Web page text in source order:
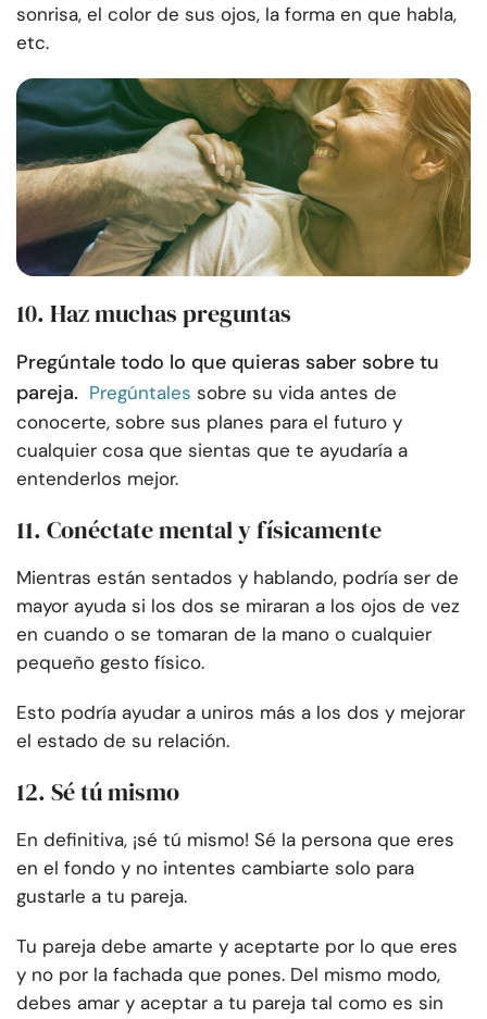
sonrisa, el color de sus ojos, la forma en que habla,
etc.
10. Haz muchas preguntas
Pregúntale todo lo que quieras saber sobre tu
pareja. Pregúntales sobre su vida antes de
conocerte, sobre sus planes para el futuro y
cualquier cosa que sientas que te ayudaría a
entenderlos mejor.
11. Conéctate mental y físicamente
Mientras están sentados y hablando, podría ser de
mayor ayuda si los dos se miraran a los ojos de vez
en cuando o se tomaran de la mano o cualquier
pequeño gesto físico.
Esto podría ayudar a uniros más a los dos y mejorar
el estado de su relación.
12. Sé tú mismo
En definitiva, ¡sé tú mismo! Sé la persona que eres
en el fondo y no intentes cambiarte solo para
gustarle a tu pareja.
Tu pareja debe amarte y aceptarte por lo que eres
y no por la fachada que pones. Del mismo modo,
debes amar y aceptar a tu pareja tal como es sin